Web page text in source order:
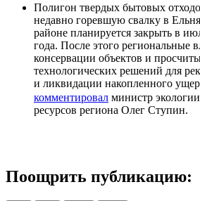
Полигон твердых бытовых
недавно горевшую свалку в
районе планируется закрыть в
года. После этого региональные
консервации объектов и
технологических решений для
и ликвидации накопленного
комментировал министр
ресурсов региона Олег Ступин.
Поощрить публикацию: